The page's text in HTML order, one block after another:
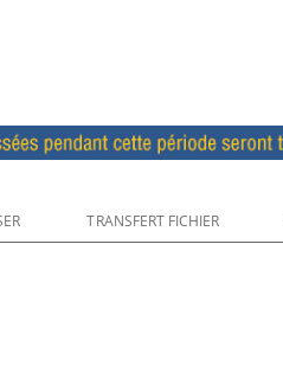
TRANSFERT FICHIER